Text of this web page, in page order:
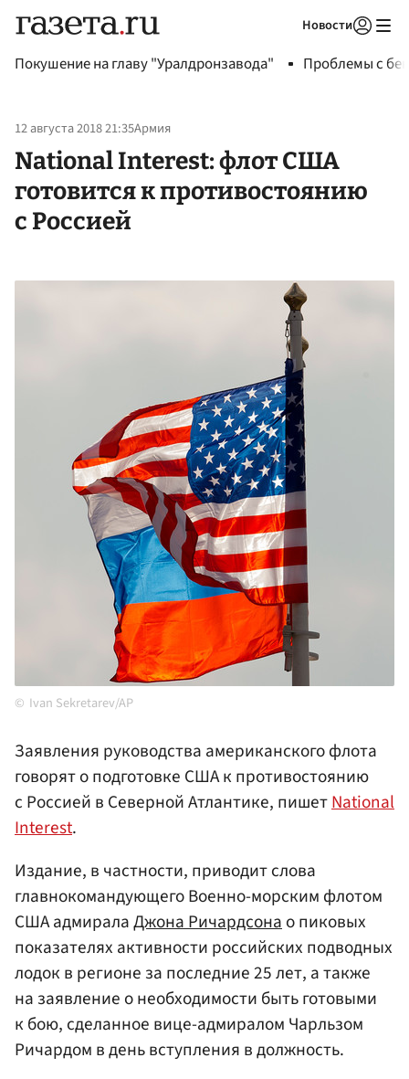
Новости
Покушение на главу "Уралдронзавода" Проблемы с
12 августа 2018 21:35Армия
National Interest: флот США
готовится к противостоянию
с Россией
Ivan Sekretarev/AP
Заявления руководства американского флота
говорят о подготовке США к противостоянию
с Россией в Северной Атлантике, пишетNational
Interest.
Издание, в частности, приводит слова
главнокомандующего Военно-морским флотом
США адмиралаДжона Ричардсонао пиковых
показателях активности российских подводных
лодок в регионе за последние 25 лет, а также
на заявление о необходимости быть готовыми
к бою, сделанное вице-адмиралом Чарльзом
Ричардом в день вступления в должность.